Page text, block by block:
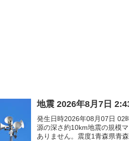
地震 2026年8月7日
発生日時2026年08月07日 02
源の深さ約10km地震の規模
ありません。震度1青森県青